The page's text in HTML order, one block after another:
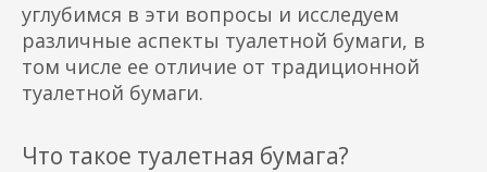
углубимся в эти вопросы и исследуем
различные аспекты туалетной бумаги, в
том числе ее отличие от традиционной
туалетной бумаги.
Что такое туалетная бумага?